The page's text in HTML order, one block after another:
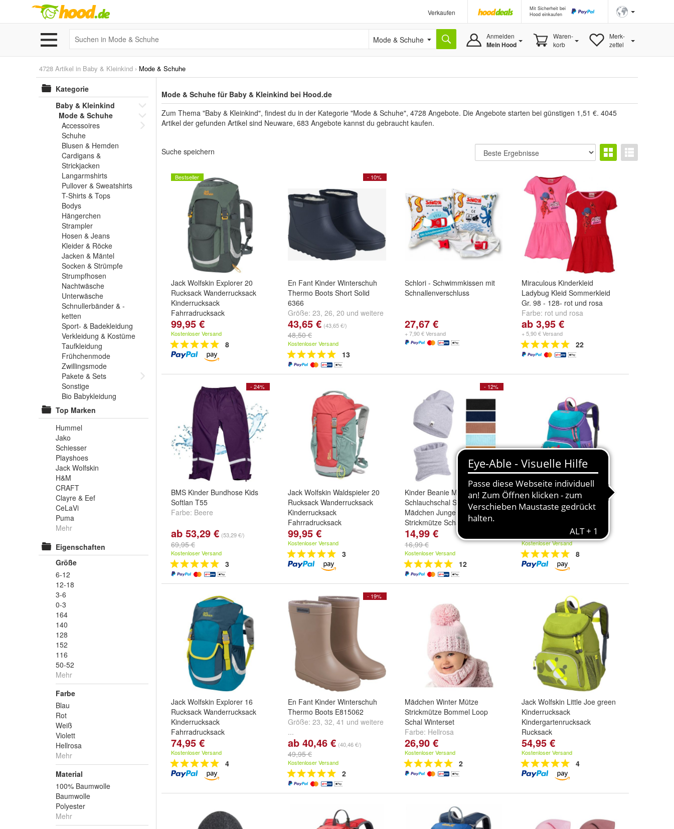
Verkaufen
Mit Sicherheit bei
Hood einkaufen
Mode & Schuhe Anmelden
Mein Hood
Waren-
korb
Merk-
zettel
4728 Artikel in Baby & Kleinkind › Mode & Schuhe
Kategorie
Baby & Kleinkind
Mode & Schuhe
Accessoires
Schuhe
Blusen & Hemden
Cardigans &
Strickjacken
Langarmshirts
Pullover & Sweatshirts
T-Shirts & Tops
Bodys
Hängerchen
Strampler
Hosen & Jeans
Kleider & Röcke
Jacken & Mäntel
Socken & Strümpfe
Strumpfhosen
Nachtwäsche
Unterwäsche
Schnullerbänder & -
ketten
Sport- & Badekleidung
Verkleidung & Kostüme
Taufkleidung
Frühchenmode
Zwillingsmode
Pakete & Sets
Sonstige
Bio Babykleidung
Top Marken
Hummel
Jako
Schiesser
Playshoes
Jack Wolfskin
H&M
CRAFT
Clayre & Eef
CeLaVi
Puma
Mehr
Eigenschaften
Größe
6-12
12-18
3-6
0-3
164
140
128
152
116
50-52
Mehr
Farbe
Blau
Rot
Weiß
Violett
Hellrosa
Mehr
Material
100% Baumwolle
Baumwolle
Polyester
Mehr
Mode & Schuhe für Baby & Kleinkind bei Hood.de
Zum Thema "Baby & Kleinkind", findest du in der Kategorie "Mode & Schuhe", 4728 Angebote. Die Angebote starten bei günstigen 1,51 €. 4045
Artikel der gefunden Artikel sind Neuware, 683 Angebote kannst du gebraucht kaufen.
Suche speichern
Bestseller
Jack Wolfskin Explorer 20
Rucksack Wanderrucksack
Kinderrucksack
Fahrradrucksack
99,95 €
Kostenloser Versand
8
- 10%
En Fant Kinder Winterschuh
Thermo Boots Short Solid
6366
Größe: 23, 26, 20 und weitere
...
43,65 € (43,65 €/)
48,50 €
Kostenloser Versand
13
Schlori - Schwimmkissen mit
Schnallenverschluss
27,67 €
+ 7,90 € Versand
Miraculous Kinderkleid
Ladybug Kleid Sommerkleid
Gr. 98 - 128- rot und rosa
Farbe: rot und rosa
ab 3,95 €
+ 5,90 € Versand
22
- 24%
BMS Kinder Bundhose Kids
Softlan T55
Farbe: Beere
ab 53,29 € (53,29 €/)
69,95 €
Kostenloser Versand
3
Jack Wolfskin Waldspieler 20
Rucksack Wanderrucksack
Kinderrucksack
Fahrradrucksack
99,95 €
Kostenloser Versand
3
- 12%
Kinder Beanie Mütze
Schlauchschal Set für
Mädchen Jungen Frühling
Strickmütze Schal
Farbe:Schwarz ,Blau
undweitere ...
14,99 €
16,99 €
Kostenloser Versand
12
Jack Wolfskin Little Joe violet
Kinderrucksack
Kindergartenrucksack
Kostenloser Versand
8
Jack Wolfskin Explorer 16
Rucksack Wanderrucksack
Kinderrucksack
Fahrradrucksack
74,95 €
Kostenloser Versand
4
- 19%
En Fant Kinder Winterschuh
Thermo Boots E815062
Größe: 23, 32, 41 und weitere
...
ab 40,46 € (40,46 €/)
49,95 €
Kostenloser Versand
2
Mädchen Winter Mütze
Strickmütze Bommel Loop
Schal Winterset
Farbe: Hellrosa
26,90 €
Kostenloser Versand
2
Jack Wolfskin Little Joe green
Kinderrucksack
Kindergartenrucksack
Rucksack
54,95 €
Kostenloser Versand
4